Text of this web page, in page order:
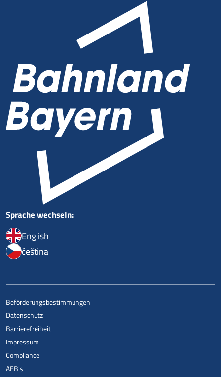
Sprache wechseln:
English
čeština
Beförderungsbestimmungen
Datenschutz
Barrierefreiheit
Impressum
Compliance
AEB's